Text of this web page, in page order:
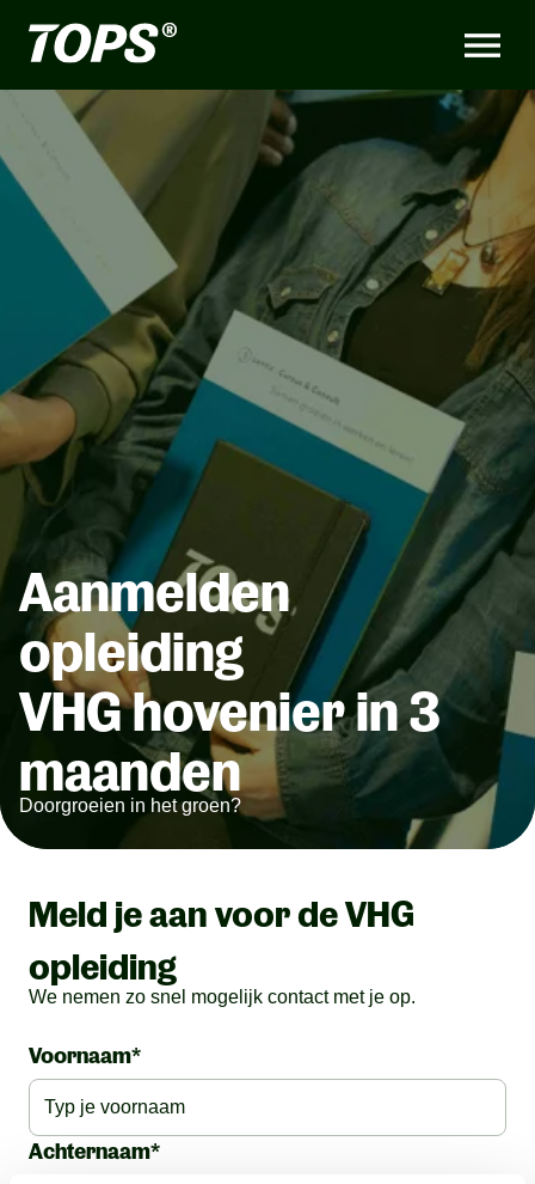
Aanmelden
opleiding
VHG hovenier in 3
maanden
Doorgroeien in het groen?
Meld je aan voor de VHG
opleiding
We nemen zo snel mogelijk contact met je op.
Voornaam*
Achternaam*